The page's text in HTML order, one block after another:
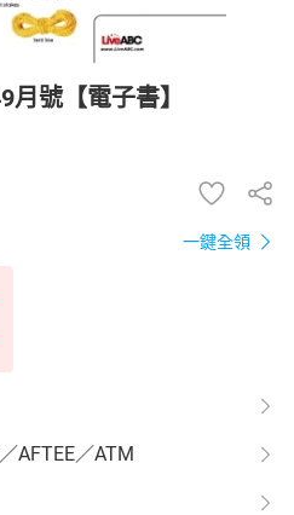
號【電子書】
一鍵全領
AFTEE／ATM